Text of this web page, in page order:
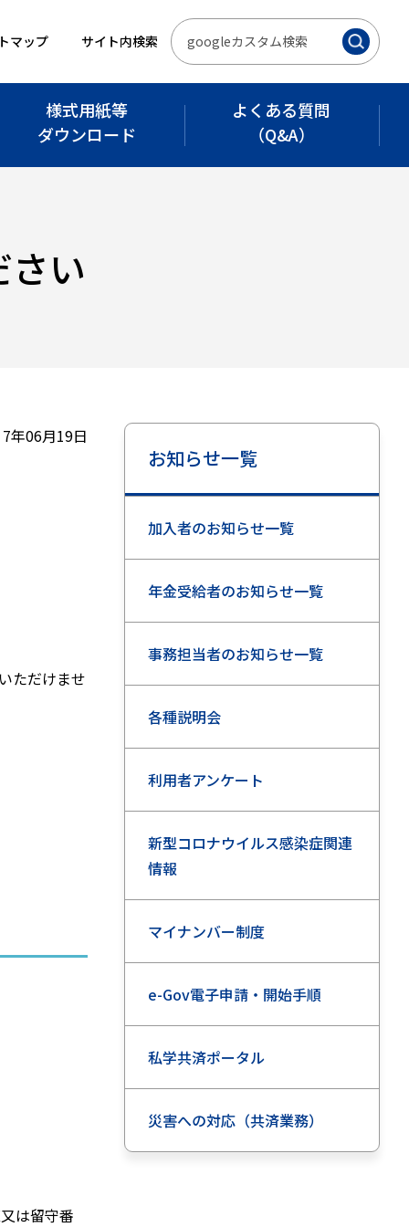
マップ サイト内検索
様式用紙等
ダウンロード
よくある質問
（Q&A）
い
年06月19日
ただけませ
は留守番
お知らせ一覧
加入者のお知らせ一覧
年金受給者のお知らせ一覧
事務担当者のお知らせ一覧
各種説明会
利用者アンケート
新型コロナウイルス感染症関連
情報
マイナンバー制度
e-Gov電子申請・開始手順
私学共済ポータル
災害への対応（共済業務）